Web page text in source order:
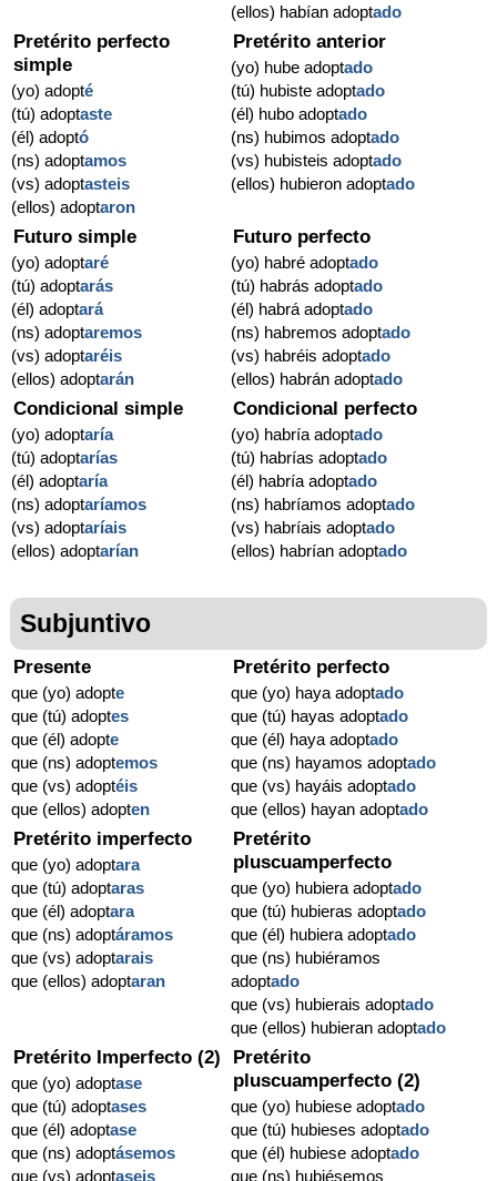
(ellos) habían adoptado
Pretérito perfecto
simple
(yo) adopté
(tú) adoptaste
(él) adoptó
(ns) adoptamos
(vs) adoptasteis
(ellos) adoptaron
Pretérito anterior
(yo) hube adoptado
(tú) hubiste adoptado
(él) hubo adoptado
(ns) hubimos adoptado
(vs) hubisteis adoptado
(ellos) hubieron adoptado
Futuro simple
(yo) adoptaré
(tú) adoptarás
(él) adoptará
(ns) adoptaremos
(vs) adoptaréis
(ellos) adoptarán
Futuro perfecto
(yo) habré adoptado
(tú) habrás adoptado
(él) habrá adoptado
(ns) habremos adoptado
(vs) habréis adoptado
(ellos) habrán adoptado
Condicional simple
(yo) adoptaría
(tú) adoptarías
(él) adoptaría
(ns) adoptaríamos
(vs) adoptaríais
(ellos) adoptarían
Condicional perfecto
(yo) habría adoptado
(tú) habrías adoptado
(él) habría adoptado
(ns) habríamos adoptado
(vs) habríais adoptado
(ellos) habrían adoptado
Subjuntivo
Presente
que (yo) adopte
que (tú) adoptes
que (él) adopte
que (ns) adoptemos
que (vs) adoptéis
que (ellos) adopten
Pretérito perfecto
que (yo) haya adoptado
que (tú) hayas adoptado
que (él) haya adoptado
que (ns) hayamos adoptado
que (vs) hayáis adoptado
que (ellos) hayan adoptado
Pretérito imperfecto
que (yo) adoptara
que (tú) adoptaras
que (él) adoptara
que (ns) adoptáramos
que (vs) adoptarais
que (ellos) adoptaran
Pretérito
pluscuamperfecto
que (yo) hubiera adoptado
que (tú) hubieras adoptado
que (él) hubiera adoptado
que (ns) hubiéramos
adoptado
que (vs) hubierais adoptado
que (ellos) hubieran adoptado
Pretérito Imperfecto (2)
que (yo) adoptase
que (tú) adoptases
que (él) adoptase
que (ns) adoptásemos
que (vs) adoptaseis
Pretérito
pluscuamperfecto (2)
que (yo) hubiese adoptado
que (tú) hubieses adoptado
que (él) hubiese adoptado
que (ns) hubiésemos